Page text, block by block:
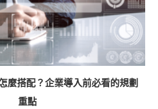
麼搭配？企業導入前必看的規劃
重點